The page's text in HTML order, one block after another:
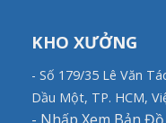
KHO XƯỞNG
- Số 179/35 Lê Văn
Dầu Một, TP. HCM,